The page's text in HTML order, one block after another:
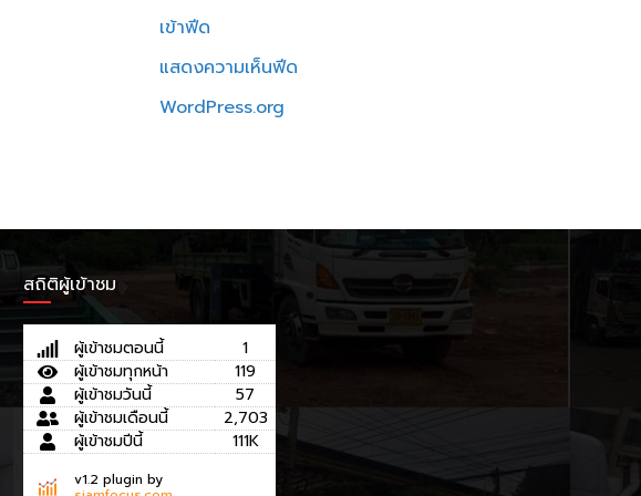
เข้าฟีด
แสดงความเห็นฟีด
WordPress.org
สถิติผู้เข้าชม
ผู้เข้าชมตอนนี้
1
ผู้เข้าชมทุกหน้า
119
ผู้เข้าชมวันนี้
57
ผู้เข้าชมเดือนนี้
2,703
ผู้เข้าชมปีนี้
111K
v1.2 plugin by